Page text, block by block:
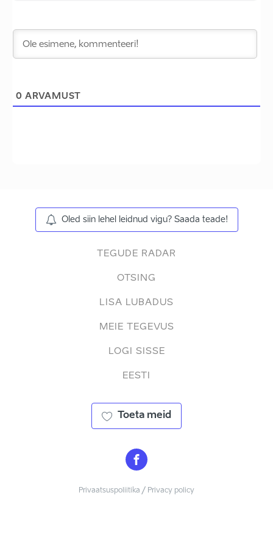
0 ARVAMUST
Oled siin lehel leidnud vigu? Saada teade!
TEGUDE RADAR
OTSING
LISA LUBADUS
MEIE TEGEVUS
LOGI SISSE
EESTI
Toeta meid
Privaatsuspoliitika / Privacy policy